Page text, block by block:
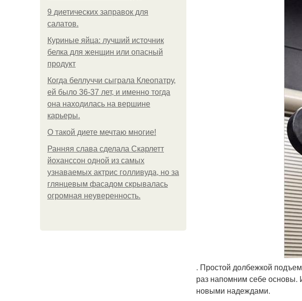
9 диетических заправок для
салатов.
Куриные яйца: лучший источник
белка для женщин или опасный
продукт
Когда беллуччи сыграла Клеопатру,
ей было 36-37 лет, и именно тогда
она находилась на вершине
карьеры.
О такой диете мечтаю многие!
Ранняя слава сделала Скарлетт
йоханссон одной из самых
узнаваемых актрис голливуда, но за
глянцевым фасадом скрывалась
огромная неуверенность.
. Простой долбежкой
раз напомним себе основы.
новыми надеждами.